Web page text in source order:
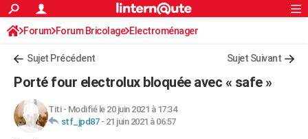
ACTUALITÉS
Politique
Société
Faits Divers
Education
Monde
Villes
+
FINANCE
Retraite
Impôts
Epargne
Immobilier
Risques naturels par ville
Banque
Assurance
Crédit
AUTO
S'inscrire
Connexion
Forum Forum Bricolage Electroménager
Sujet Précédent Sujet Suivant
Porté four electrolux bloquée avec « safe »
Titi- Modifié le 20 juin 2021 à 17:34
stf_jpd87- 21 juin 2021 à 06:57